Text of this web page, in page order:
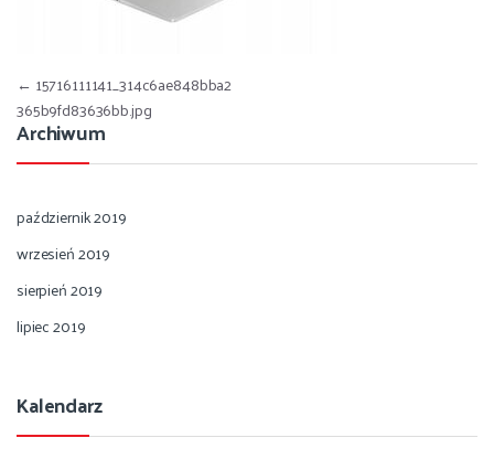
Nawigacja wpisu
← 15716111141_314c6ae848bba2
365b9fd83636bb.jpg
Archiwum
październik 2019
wrzesień 2019
sierpień 2019
lipiec 2019
Kalendarz